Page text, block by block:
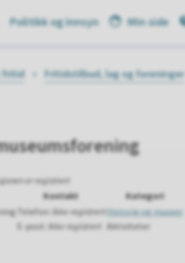
Politikk og innsyn Min side
fritid Fritidstilbud, lag og foreninger
er registrert
Kontakt
Kategori
Telefon: Ikke registrert
E-post: Ikke registrert
Historie og museer
Aktiviteter